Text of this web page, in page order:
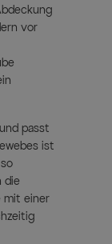
vor
passt
ist
die
mit einer